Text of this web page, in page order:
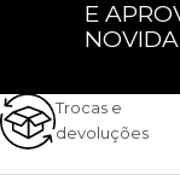
E
Trocas e
devoluções